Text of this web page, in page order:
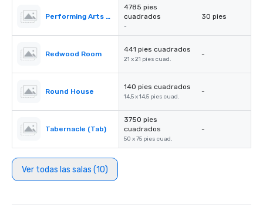
Performing Arts Center (PAC)
4785 pies
cuadrados
-
30 pies
Redwood Room
441 pies cuadrados
21 x 21 pies cuad.
-
Round House
140 pies cuadrados
14,5 x 14,5 pies cuad.
-
Tabernacle (Tab)
3750 pies
cuadrados
50 x 75 pies cuad.
-
Ver todas las salas (10)